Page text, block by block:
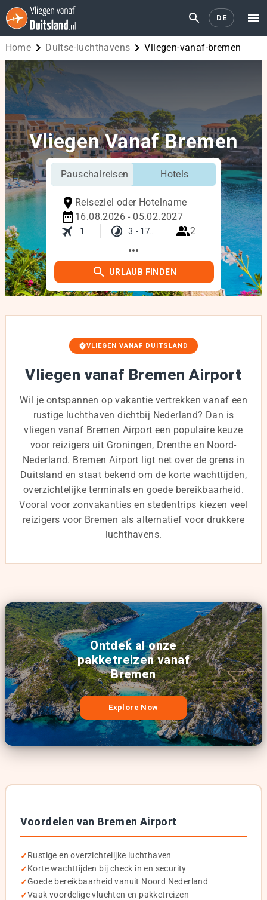
DE
Home duitse-luchthavens vliegen-vanaf-bremen
Vliegen Vanaf Bremen
Pauschalreisen Hotels
Reiseziel oder Hotelname
16.08.2026 - 05.02.2027
1 3 - 17 Tage 2
more_horiz
URLAUB FINDEN
VLIEGEN VANAF DUITSLAND
Vliegen vanaf Bremen Airport
Wil je ontspannen op vakantie vertrekken vanaf een
rustige luchthaven dichtbij Nederland? Dan is
vliegen vanaf Bremen Airport een populaire keuze
voor reizigers uit Groningen, Drenthe en Noord-
Nederland. Bremen Airport ligt net over de grens in
Duitsland en staat bekend om de korte wachttijden,
overzichtelijke terminals en goede bereikbaarheid.
Vooral voor zonvakanties en stedentrips kiezen veel
reizigers voor Bremen als alternatief voor drukkere
luchthavens.
Ontdek al onze
pakketreizen vanaf
Bremen
Explore Now
Voordelen van Bremen Airport
Rustige en overzichtelijke luchthaven
Korte wachttijden bij check in en security
Goede bereikbaarheid vanuit Noord Nederland
Vaak voordelige vluchten en pakketreizen